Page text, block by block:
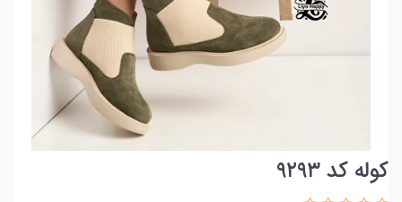
کوله کد ۹۲۹۳